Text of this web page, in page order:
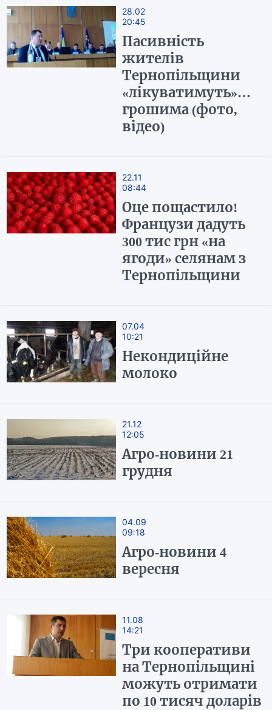
28.02
20:45
Пасивність
жителів
Тернопільщини
«лікуватимуть»…
грошима (фото,
відео)
22.11
08:44
Оце пощастило!
Французи дадуть
300 тис грн «на
ягоди» селянам з
Тернопільщини
07.04
10:21
Некондиційне
молоко
21.12
12:05
Агро-новини 21
грудня
04.09
09:18
Агро-новини 4
вересня
11.08
14:21
Три кооперативи
на Тернопільщині
можуть отримати
по 10 тисяч доларів